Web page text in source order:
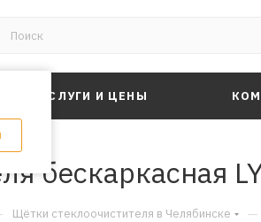
УСЛУГИ И ЦЕНЫ
бескаркасная
Щётки стеклоочистителя в Челябинске —